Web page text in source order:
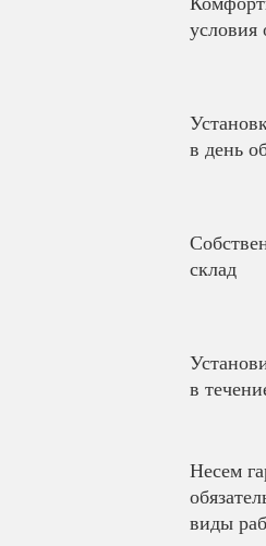
условия
в день
склад
в
Несем
виды